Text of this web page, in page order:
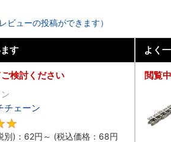
ビューの投稿ができます）
す
検討ください
チェーン
)： 62円 ～ (税込価格： 68円
よく
閲覧